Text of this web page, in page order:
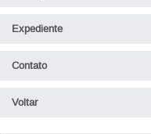
Ver todas
Expediente
Contato
Voltar